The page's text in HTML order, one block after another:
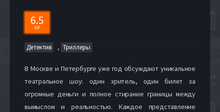
6.5
KP
Детектив , Триллеры
В Москве и Петербурге уже год обсуждают уникальное
театральное шоу: один зритель, один билет за
огромные деньги и полное стирание границы между
вымыслом и реальностью. Каждое представление